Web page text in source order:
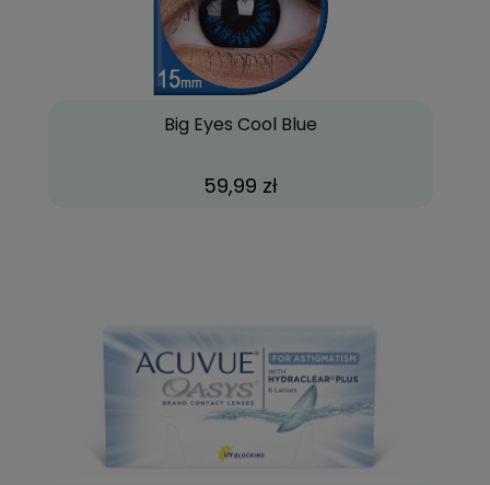
Big Eyes Cool Blue
59,99 zł